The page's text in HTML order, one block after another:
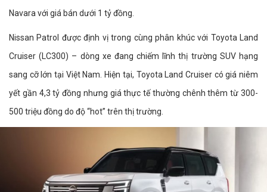
Navara với giá bán dưới 1 tỷ đồng.
Nissan Patrol được định vị trong cùng phân khúc với Toyota Land
Cruiser (LC300) – dòng xe đang chiếm lĩnh thị trường SUV hạng
sang cỡ lớn tại Việt Nam. Hiện tại, Toyota Land Cruiser có giá niêm
yết gần 4,3 tỷ đồng nhưng giá thực tế thường chênh thêm từ 300-
500 triệu đồng do độ “hot” trên thị trường.